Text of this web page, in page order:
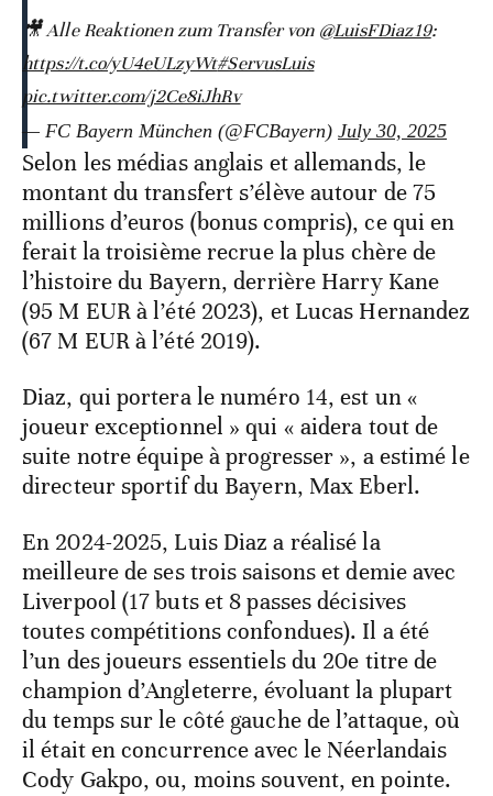
🎥 Alle Reaktionen zum Transfer von @LuisFDiaz19:
https://t.co/yU4eULzyWt#ServusLuis
pic.twitter.com/j2Ce8iJhRv
— FC Bayern München (@FCBayern) July 30, 2025
Selon les médias anglais et allemands, le
montant du transfert s’élève autour de 75
millions d’euros (bonus compris), ce qui en
ferait la troisième recrue la plus chère de
l’histoire du Bayern, derrière Harry Kane
(95 M EUR à l’été 2023), et Lucas Hernandez
(67 M EUR à l’été 2019).
Diaz, qui portera le numéro 14, est un «
joueur exceptionnel » qui « aidera tout de
suite notre équipe à progresser », a estimé le
directeur sportif du Bayern, Max Eberl.
En 2024-2025, Luis Diaz a réalisé la
meilleure de ses trois saisons et demie avec
Liverpool (17 buts et 8 passes décisives
toutes compétitions confondues). Il a été
l’un des joueurs essentiels du 20e titre de
champion d’Angleterre, évoluant la plupart
du temps sur le côté gauche de l’attaque, où
il était en concurrence avec le Néerlandais
Cody Gakpo, ou, moins souvent, en pointe.